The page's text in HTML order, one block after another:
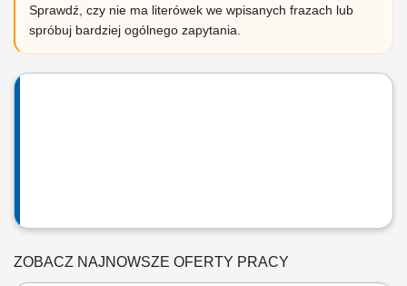
Sprawdź, czy nie ma literówek we wpisanych frazach lub
spróbuj bardziej ogólnego zapytania.
ZOBACZ NAJNOWSZE OFERTY PRACY